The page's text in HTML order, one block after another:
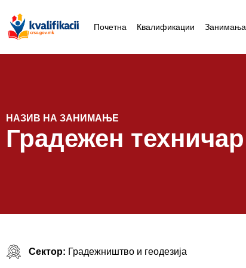
Почетна Квалификации Занимања
НАЗИВ НА ЗАНИМАЊЕ
Градежен техничар
Сектор: Градежништво и геодезија